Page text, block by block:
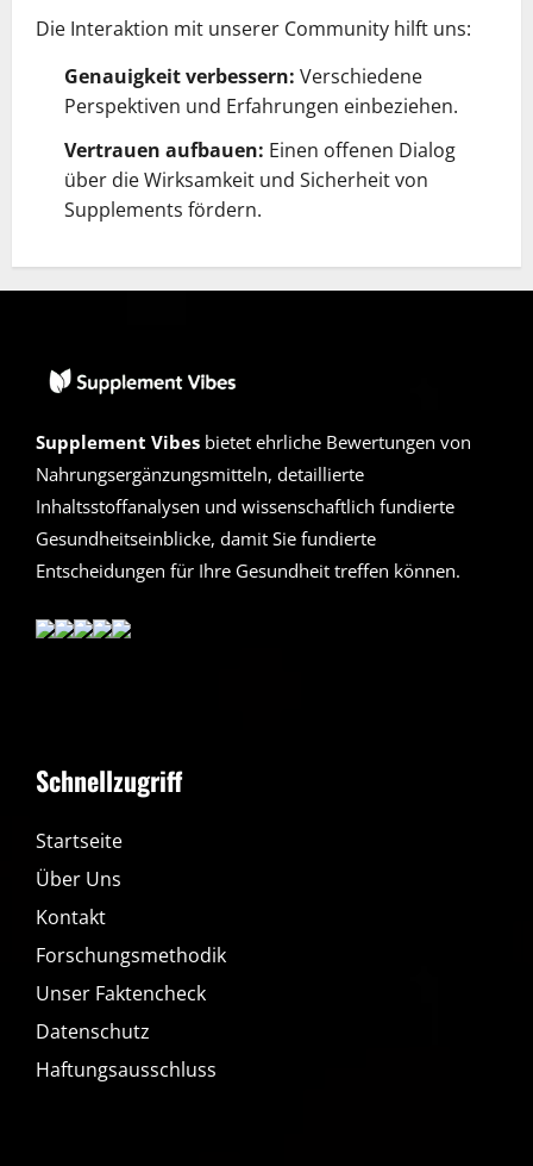
Die Interaktion mit unserer Community hilft uns:
Genauigkeit verbessern: Verschiedene
Perspektiven und Erfahrungen einbeziehen.
Vertrauen aufbauen: Einen offenen Dialog
über die Wirksamkeit und Sicherheit von
Supplements fördern.
Supplement Vibes bietet ehrliche Bewertungen von
Nahrungsergänzungsmitteln, detaillierte
Inhaltsstoffanalysen und wissenschaftlich fundierte
Gesundheitseinblicke, damit Sie fundierte
Entscheidungen für Ihre Gesundheit treffen können.
Schnellzugriff
Startseite
Über Uns
Kontakt
Forschungsmethodik
Unser Faktencheck
Datenschutz
Haftungsausschluss